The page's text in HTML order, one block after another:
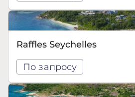
Raffles Seychelles
По запросу